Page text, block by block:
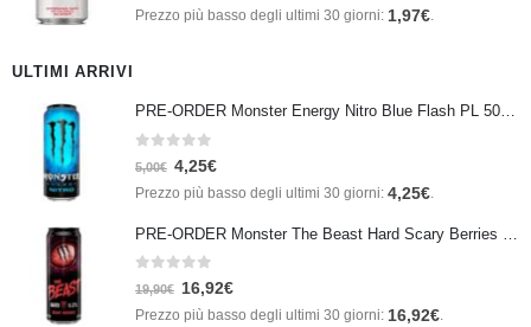
Prezzo più basso degli ultimi 30 giorni: 1,97€.
ULTIMI ARRIVI
PRE-ORDER Monster Energy Nitro Blue Flash PL 500 ml IN ARRIVO IL 21 SETTEMBRE
Su 5
5,00€ 4,25€
Prezzo più basso degli ultimi 30 giorni: 4,25€
Su 5
19,90€ 16,92€
Prezzo più basso degli ultimi 30 giorni: 16,92€.